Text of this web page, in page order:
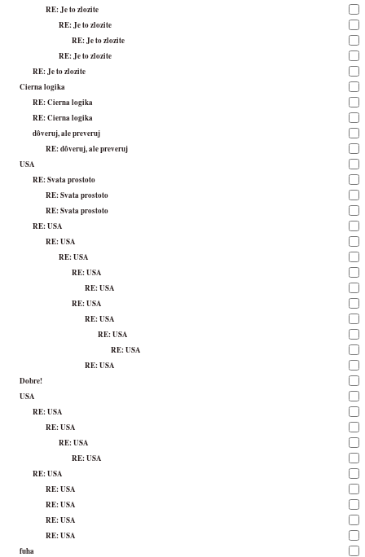
RE: Je to zlozite
RE: Je to zlozite
RE: Je to zlozite
RE: Je to zlozite
RE: Je to zlozite
Cierna logika
RE: Cierna logika
RE: Cierna logika
dôveruj, ale preveruj
RE: dôveruj, ale preveruj
USA
RE: Svata prostoto
RE: Svata prostoto
RE: Svata prostoto
RE: USA
RE: USA
RE: USA
RE: USA
RE: USA
RE: USA
RE: USA
RE: USA
RE: USA
RE: USA
Dobre!
USA
RE: USA
RE: USA
RE: USA
RE: USA
RE: USA
RE: USA
RE: USA
RE: USA
RE: USA
fuha